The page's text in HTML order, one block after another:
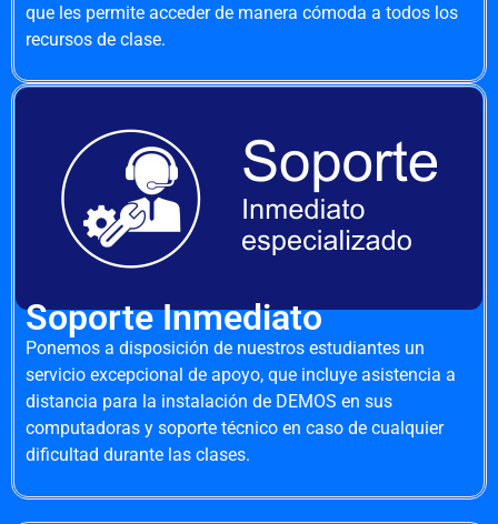
que les permite acceder de manera cómoda a todos los
recursos de clase.
Soporte Inmediato
Ponemos a disposición de nuestros estudiantes un
servicio excepcional de apoyo, que incluye asistencia a
distancia para la instalación de DEMOS en sus
computadoras y soporte técnico en caso de cualquier
dificultad durante las clases.